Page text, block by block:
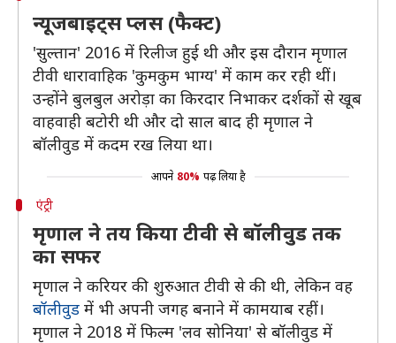
न्यूजबाइट्स प्लस (फैक्ट)
'सुल्तान' 2016 में रिलीज हुई थी और इस दौरान मृणाल
टीवी धारावाहिक 'कुमकुम भाग्य' में काम कर रही थीं।
उन्होंने बुलबुल अरोड़ा का किरदार निभाकर दर्शकों से खूब
वाहवाही बटोरी थी और दो साल बाद ही मृणाल ने
बॉलीवुड में कदम रख लिया था।
आपने 80% पढ़ लिया है
एंट्री
मृणाल ने तय किया टीवी से बॉलीवुड तक
का सफर
मृणाल ने करियर की शुरुआत टीवी से की थी, लेकिन वह
बॉलीवुड में भी अपनी जगह बनाने में कामयाब रहीं।
मृणाल ने 2018 में फिल्म 'लव सोनिया' से बॉलीवुड में